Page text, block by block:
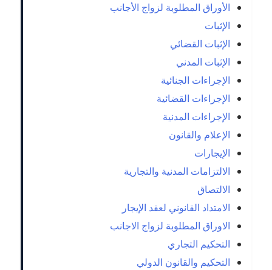
الأوراق المطلوبة لزواج الأجانب
الإثبات
الإثبات القضائي
الإثبات المدني
الإجراءات الجنائية
الإجراءات القضائية
الإجراءات المدنية
الإعلام والقانون
الإيجارات
الالتزامات المدنية والتجارية
الالتصاق
الامتداد القانوني لعقد الإيجار
الاوراق المطلوبة لزواج الاجانب
التحكيم التجاري
التحكيم والقانون الدولي